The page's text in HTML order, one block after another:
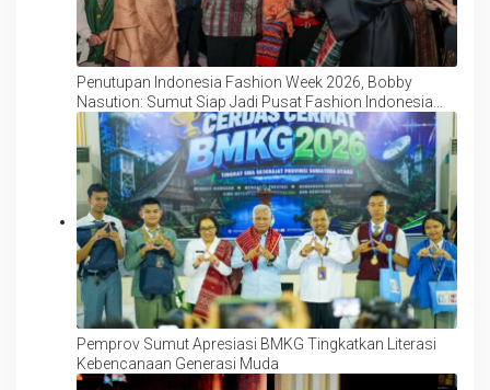
Penutupan Indonesia Fashion Week 2026, Bobby
Nasution: Sumut Siap Jadi Pusat Fashion Indonesia
Lewat Wastra
Pemprov Sumut Apresiasi BMKG Tingkatkan Literasi
Kebencanaan Generasi Muda